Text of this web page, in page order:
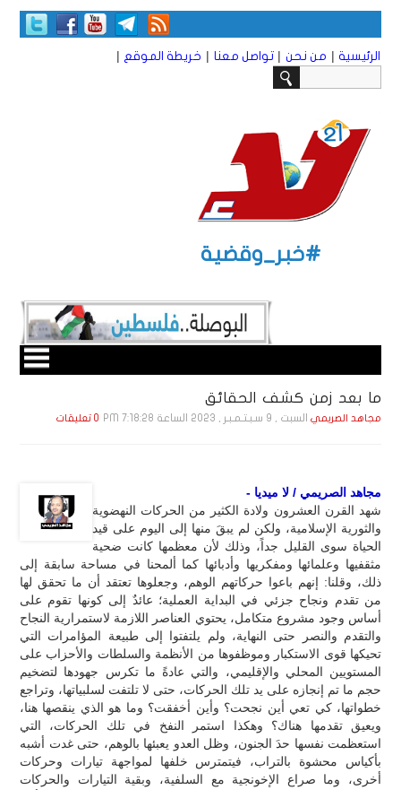
الرئيسية | من نحن | تواصل معنا | خريطة الموقع |
#خبر_وقضية
ما بعد زمن كشف الحقائق
مجاهد الصريمي السبت , 9 سـبـتـمـبـر , 2023 الساعة 7:18:28 PM 0 تعليقات
مجاهد الصريمي / لا ميديا -
شهد القرن العشرون ولادة الكثير من الحركات النهضوية
والثورية الإسلامية، ولكن لم يبقَ منها إلى اليوم على قيد
الحياة سوى القليل جداً، وذلك لأن معظمها كانت ضحية
مثقفيها وعلمائها ومفكريها وأدبائها كما ألمحنا في مساحة سابقة إلى
ذلك، وقلنا: إنهم باعوا حركاتهم الوهم، وجعلوها تعتقد أن ما تحقق لها
من تقدم ونجاح جزئي في البداية العملية؛ عائدٌ إلى كونها تقوم على
أساس وجود مشروع متكامل، يحتوي العناصر اللازمة لاستمرارية النجاح
والتقدم والنصر حتى النهاية، ولم يلتفتوا إلى طبيعة المؤامرات التي
تحيكها قوى الاستكبار وموظفوها من الأنظمة والسلطات والأحزاب على
المستويين المحلي والإقليمي، والتي عادةً ما تكرس جهودها لتضخيم
حجم ما تم إنجازه على يد تلك الحركات، حتى لا تلتفت لسلبياتها، وتراجع
خطواتها، كي تعي أين نجحت؟ وأين أخفقت؟ وما هو الذي ينقصها هنا،
ويعيق تقدمها هناك؟ وهكذا استمر النفخ في تلك الحركات، التي
استعظمت نفسها حدَ الجنون، وظل العدو يعبئها بالوهم، حتى غدت أشبه
بأكياس محشوة بالتراب، فيتمترس خلفها لمواجهة تيارات وحركات
أخرى، وما صراع الإخونجية مع السلفية، وبقية التيارات والحركات